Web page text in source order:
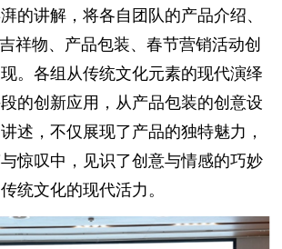
的讲解，将各自团队的产品介绍、
祥物、产品包装、春节营销活动创
。各组从传统文化元素的现代演绎
的创新应用，从产品包装的创意设
述，不仅展现了产品的独特魅力，
惊叹中，见识了创意与情感的巧妙
统文化的现代活力。